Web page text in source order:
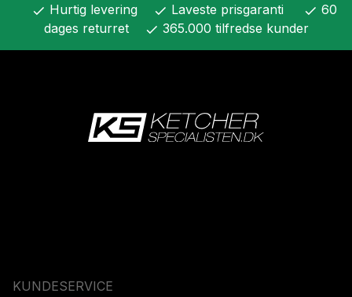
check Hurtig levering check Laveste prisgaranti check 60
dages returret
check 365.000 tilfredse kunder
KUNDESERVICE